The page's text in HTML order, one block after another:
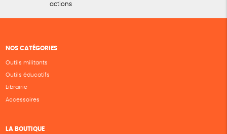
actions
NOS CATÉGORIES
Outils militants
Outils éducatifs
Librairie
Accessoires
LA BOUTIQUE